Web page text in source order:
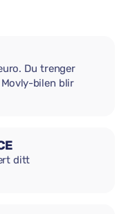
Du trenger
bilen blir
ditt